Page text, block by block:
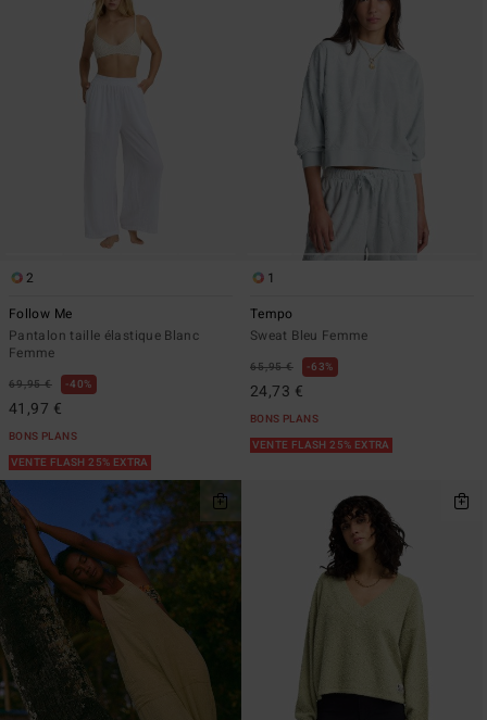
2
Follow Me
Pantalon taille élastique Blanc
Femme
69,95 € 40%
41,97 €
BONS PLANS
VENTE FLASH 25% EXTRA
1
Tempo
Sweat Bleu Femme
65,95 € 63%
24,73 €
BONS PLANS
VENTE FLASH 25% EXTRA